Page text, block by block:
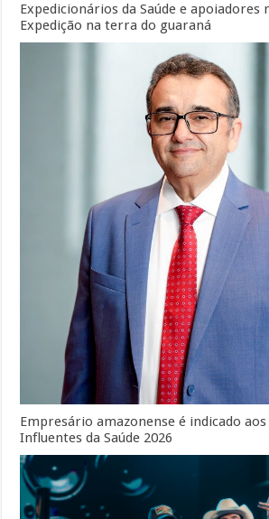
Expedicionários da Saúde e apoiadores
Expedição na terra do guaraná
Empresário amazonense é indicado
Influentes da Saúde 2026